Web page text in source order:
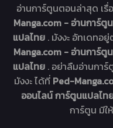
อ่านการ์ตูนตอนล่าสุด เรื่
Manga.com - อ่านการ์ตู
แปลไทย . มังงะ อัทเดทอ
Manga.com - อ่านการ์ตู
แปลไทย . อย่าลืมอ่านกา
มังงะ ได้ที่ Ped-
ออนไลน์ การ์ตูนแปลไท
การ์ตูน มีใ